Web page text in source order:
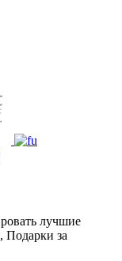
лучшие
Подарки за